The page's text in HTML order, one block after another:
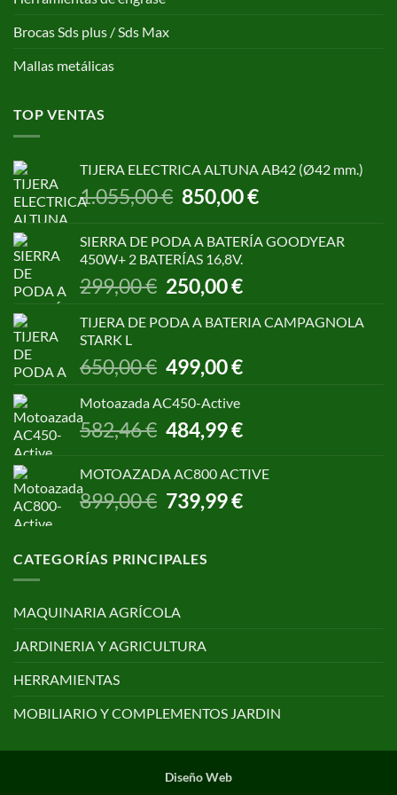
Brocas Sds plus / Sds Max
Mallas metálicas
TOP VENTAS
TIJERA ELECTRICA ALTUNA AB42 (Ø42 mm.)
1.055,00€ El
precio
era:
1.055,00 €.
850,00€El
precio
es:
SIERRA DE PODA A BATERÍA GOODYEAR
450W+ 2 BATERÍAS 16,8V.
299,00€ El
precio
original
250,00€El
precio
actual
TIJERA DE PODA A BATERIA CAMPAGNOLA
STARK L
650,00€
El
precio
original
650,00 €.
499,00€El
precio
499,00 €.
Motoazada AC450-Active
582,46€
El
precio
era:
582,46 €.
484,99€El
precio
es:
484,99 €.
MOTOAZADA AC800 ACTIVE
899,00€ El
precio
era:
899,00 €.
739,99€El
precio
CATEGORÍAS PRINCIPALES
MAQUINARIA AGRÍCOLA
JARDINERIA Y AGRICULTURA
HERRAMIENTAS
MOBILIARIO Y COMPLEMENTOS JARDIN
Diseño Web